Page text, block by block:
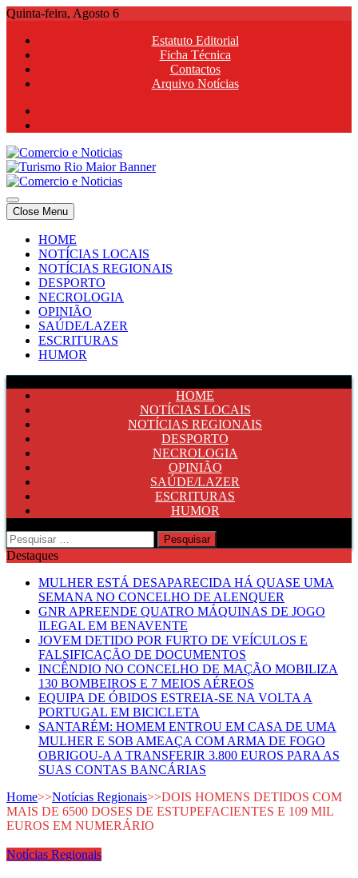
Skip
content
Quinta-feira, Agosto 6
Estatuto Editorial
Ficha Técnica
Contactos
Arquivo Notícias
Comercio e Noticias
Notícias e Publicidade Online
Comercio e Noticias
Notícias e Publicidade Online
Close Menu
HOME
NOTÍCIAS LOCAIS
NOTÍCIAS REGIONAIS
DESPORTO
NECROLOGIA
OPINIÃO
SAÚDE/LAZER
ESCRITURAS
HUMOR
HOME
NOTÍCIAS LOCAIS
NOTÍCIAS REGIONAIS
DESPORTO
NECROLOGIA
OPINIÃO
SAÚDE/LAZER
ESCRITURAS
HUMOR
Pesquisar
por:
Destaques
MULHER ESTÁ DESAPARECIDA HÁ QUASE UMA
SEMANA NO CONCELHO DE ALENQUER
GNR APREENDE QUATRO MÁQUINAS DE JOGO
ILEGAL EM BENAVENTE
JOVEM DETIDO POR FURTO DE VEÍCULOS E
FALSIFICAÇÃO DE DOCUMENTOS
INCÊNDIO NO CONCELHO DE MAÇÃO MOBILIZA
130 BOMBEIROS E 7 MEIOS AÉREOS
EQUIPA DE ÓBIDOS ESTREIA-SE NA VOLTA A
PORTUGAL EM BICICLETA
SANTARÉM: HOMEM ENTROU EM CASA DE UMA
MULHER E SOB AMEAÇA COM ARMA DE FOGO
OBRIGOU-A A TRANSFERIR 3.800 EUROS PARA AS
SUAS CONTAS BANCÁRIAS
Home>>Notícias Regionais>>DOIS HOMENS DETIDOS COM
MAIS DE 6500 DOSES DE ESTUPEFACIENTES E 109 MIL
EUROS EM NUMERÁRIO
Notícias Regionais